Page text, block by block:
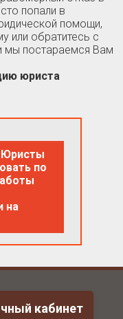
попали в
помощи,
или обратитесь с
мы постараемся Вам
юриста
Юристы
по
на
кабинет